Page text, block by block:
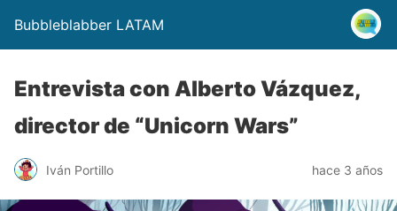
Bubbleblabber LATAM
Entrevista con Alberto Vázquez,
director de “Unicorn Wars”
Iván Portillo hace 3 años